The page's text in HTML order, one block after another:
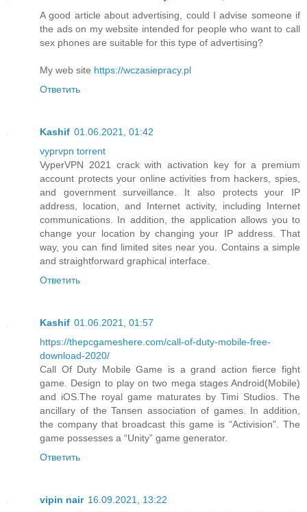
A good article about advertising, could I advise someone if
the ads on my website intended for people who want to call
sex phones are suitable for this type of advertising?
My web site https://wczasiepracy.pl
Ответить
Kashif 01.06.2021, 01:42
vyprvpn torrent
VyperVPN 2021 crack with activation key for a premium
account protects your online activities from hackers, spies,
and government surveillance. It also protects your IP
address, location, and Internet activity, including Internet
communications. In addition, the application allows you to
change your location by changing your IP address. That
way, you can find limited sites near you. Contains a simple
and straightforward graphical interface.
Ответить
Kashif 01.06.2021, 01:57
https://thepcgameshere.com/call-of-duty-mobile-free-
download-2020/
Call Of Duty Mobile Game is a grand action fierce fight
game. Design to play on two mega stages Android(Mobile)
and iOS.The royal game maturates by Timi Studios. The
ancillary of the Tansen association of games. In addition,
the company that broadcast this game is “Activision”. The
game possesses a “Unity” game generator.
Ответить
vipin nair 16.09.2021, 13:22